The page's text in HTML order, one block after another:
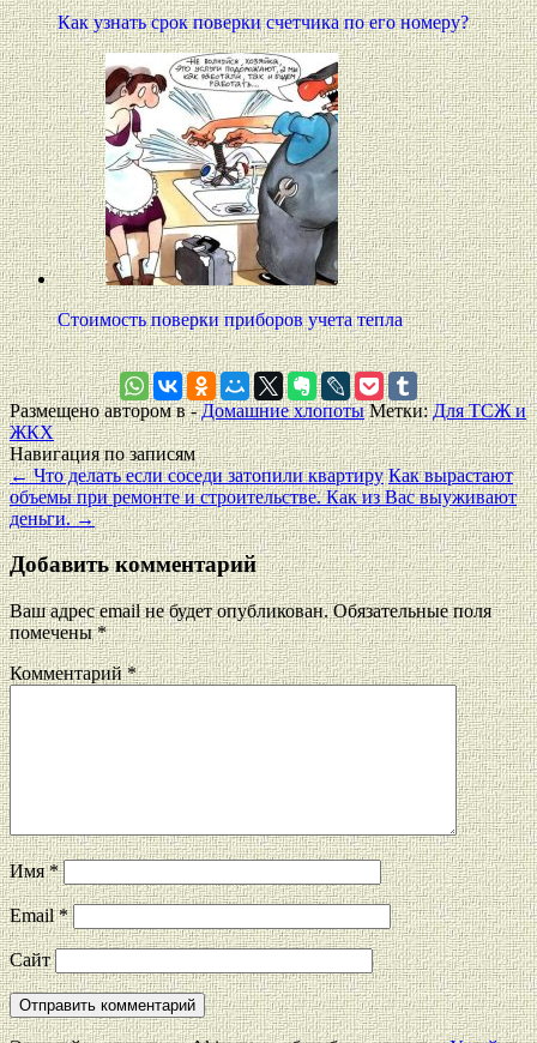
Как узнать срок поверки счетчика по его номеру?
Стоимость поверки приборов учета тепла
Размещено автором в -Домашние хлопоты Метки:Для ТСЖ и
ЖКХ
Навигация по записям
←Что делать если соседи затопили квартиру Как вырастают
объемы при ремонте и строительстве. Как из Вас выуживают
деньги.→
Добавить комментарий
Ваш адрес email не будет опубликован. Обязательные поля
помечены*
Комментарий*
Имя*
Email*
Сайт